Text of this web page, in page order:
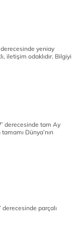
yeniay
iletişim odaklıdır. Bilgiyi
derecesinde tam Ay
Dünya’nın
derecesinde parçalı